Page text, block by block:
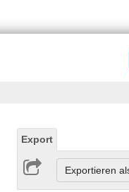
Export
Exportieren